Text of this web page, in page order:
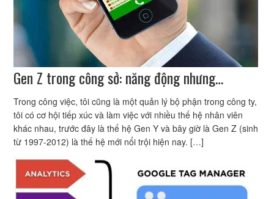
Gen Z trong công sở: năng động nhưng…
Trong công việc, tôi cũng là một quản lý bộ phận trong công ty,
tôi có cơ hội tiếp xúc và làm việc với nhiều thế hệ nhân viên
khác nhau, trước đây là thế hệ Gen Y và bây giờ là Gen Z (sinh
từ 1997-2012) là thế hệ mới nổi trội hiện nay. […]